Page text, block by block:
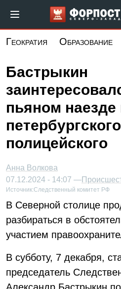
основному
Геократия Образование
Бастрыкин
пьяном наезде
петербургского
полицейского
Анна Волкова
07.12.2024 - 14:07 —
Источник:Следственный комитет РФ
В Северной столице
разбираться в
участием
В субботу, 7 декабря,
председатель